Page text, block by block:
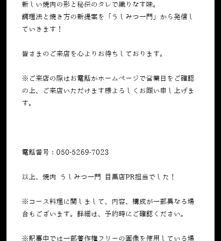
新しい焼肉の形と秘伝のタレで織りなす味。
調理法と焼き方の新提案を「うしみつ一門」から発信し
ていきます！
皆さまのご来店を心よりお待ちしております。
※ご来店の際はお電話かホームページで営業日をご確認
の上、ご来店いただけます様よろしくお願い申し上げま
す。
電話番号：050-5269-7023
以上、焼肉 うしみつ一門 目黒店PR担当でした！
※コース料理に関しまして、内容、構成が一部異なる場
合もございます。詳細は、予約時にご確認ください。
※記事中では一部著作権フリーの画像を使用している場